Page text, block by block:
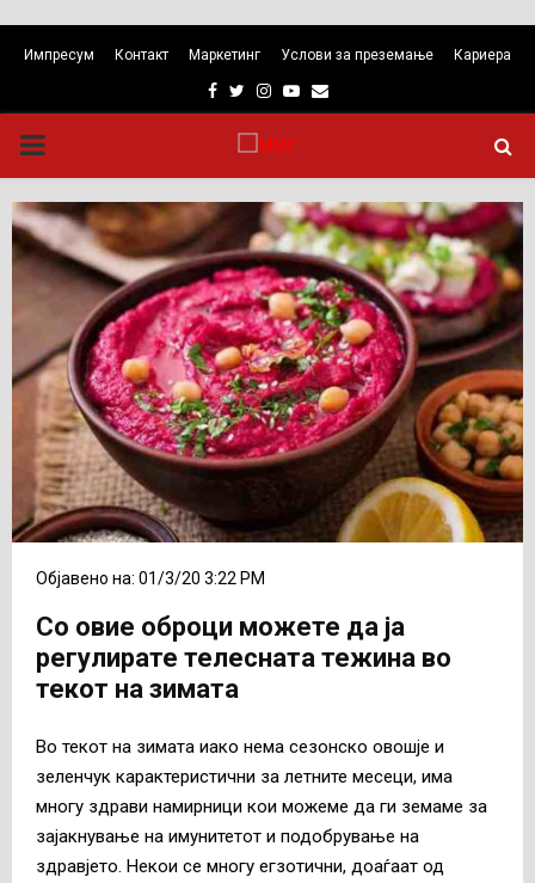
Импресум Контакт Маркетинг Услови за преземање Кариера
Facebook
TwitterInstagram
Youtube
Email
PRIMARY
MENU
Објавено на: 01/3/20 3:22 PM
Со овие оброци можете да ја
регулирате телесната тежина во
текот на зимата
Во текот на зимата иако нема сезонско овошје и
зеленчук карактеристични за летните месеци, има
многу здрави намирници кои можеме да ги земаме за
зајакнување на имунитетот и подобрување на
здравјето. Некои се многу егзотични, доаѓаат од